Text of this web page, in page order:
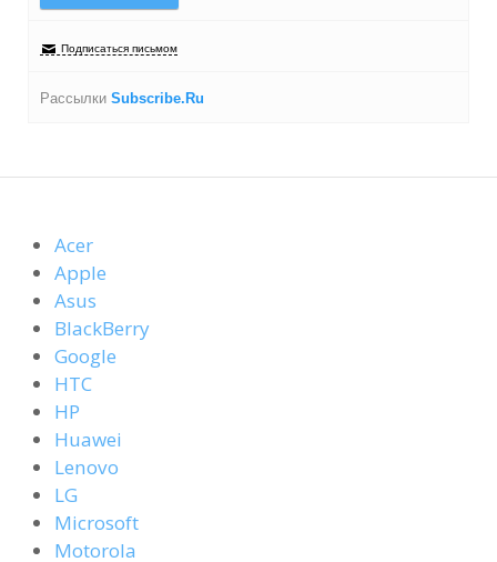
Подписаться письмом
Рассылки Subscribe.Ru
Acer
Apple
Asus
BlackBerry
Google
HTC
HP
Huawei
Lenovo
LG
Microsoft
Motorola